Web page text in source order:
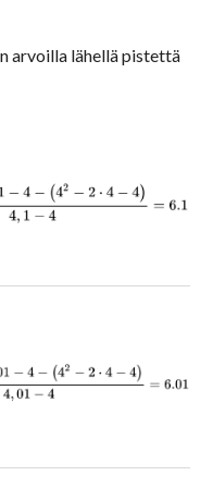
arvoilla lähellä pistettä